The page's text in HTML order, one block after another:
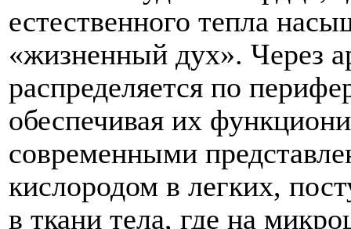
естественного тепла
«жизненный дух». Через
распределяется по
обеспечивая их
современными
кислородом в легких,
в ткани тела, где на